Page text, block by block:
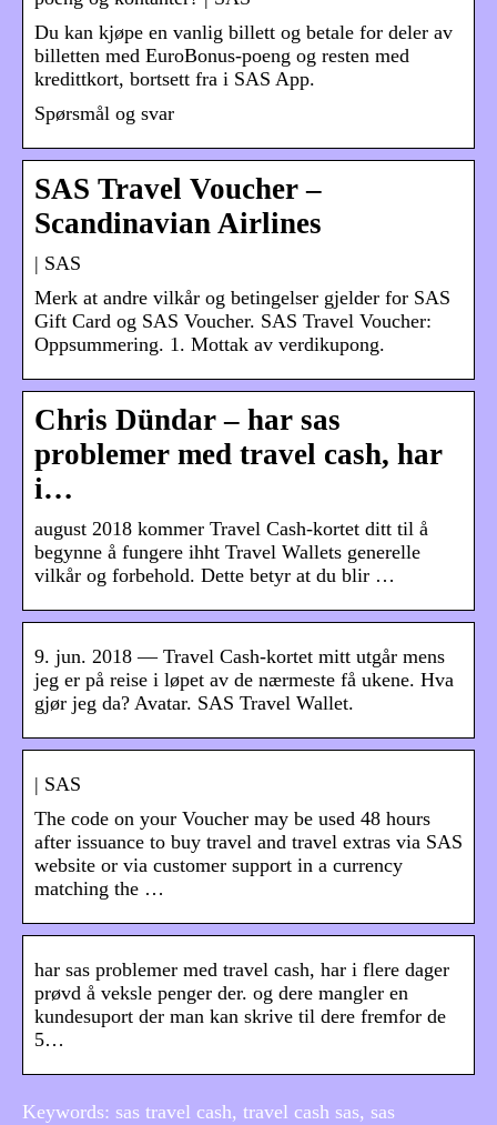
Du kan kjøpe en vanlig billett og betale for deler av
billetten med EuroBonus-poeng og resten med
kredittkort, bortsett fra i SAS App.
Spørsmål og svar
SAS Travel Voucher –
Scandinavian Airlines
| SAS
Merk at andre vilkår og betingelser gjelder for SAS
Gift Card og SAS Voucher. SAS Travel Voucher:
Oppsummering. 1. Mottak av verdikupong.
Chris Dündar – har sas
problemer med travel cash, har
i…
august 2018 kommer Travel Cash-kortet ditt til å
begynne å fungere ihht Travel Wallets generelle
vilkår og forbehold. Dette betyr at du blir …
9. jun. 2018 — Travel Cash-kortet mitt utgår mens
jeg er på reise i løpet av de nærmeste få ukene. Hva
gjør jeg da? Avatar. SAS Travel Wallet.
| SAS
The code on your Voucher may be used 48 hours
after issuance to buy travel and travel extras via SAS
website or via customer support in a currency
matching the …
har sas problemer med travel cash, har i flere dager
prøvd å veksle penger der. og dere mangler en
kundesuport der man kan skrive til dere fremfor de
5…
Keywords: sas travel cash, travel cash sas, sas